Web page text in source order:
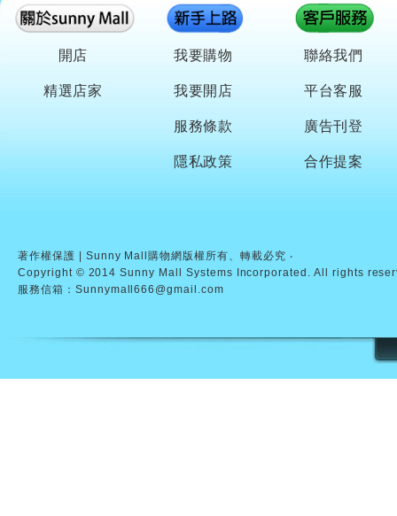
開店
精選店家
我要購物
我要開店
服務條款
隱私政策
聯絡我們
平台客服
廣告刊登
合作提案
著作權保護 | Sunny Mall購物網版權所有、轉載必究 ‧
Copyright © 2014 Sunny Mall Systems Incorporated. All rights
服務信箱：Sunnymall666@gmail.com